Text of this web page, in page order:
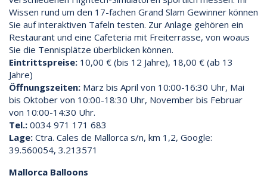
Wissen rund um den 17-fachen Grand Slam Gewinner können
Sie auf interaktiven Tafeln testen. Zur Anlage gehören ein
Restaurant und eine Cafeteria mit Freiterrasse, von woaus
Sie die Tennisplätze überblicken können.
Eintrittspreise: 10,00 € (bis 12 Jahre), 18,00 € (ab 13
Jahre)
Öffnungszeiten: März bis April von 10:00-16:30 Uhr, Mai
bis Oktober von 10:00-18:30 Uhr, November bis Februar
von 10:00-14:30 Uhr.
Tel.: 0034 971 171 683
Lage: Ctra. Cales de Mallorca s/n, km 1,2, Google:
39.560054, 3.213571
Mallorca Balloons